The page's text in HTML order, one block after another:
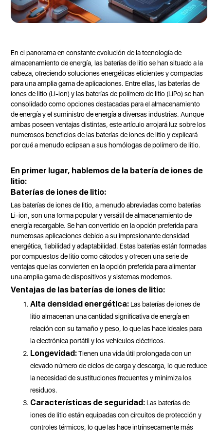
En el panorama en constante evolución de la tecnología de
almacenamiento de energía, las baterías de litio se han situado a la
cabeza, ofreciendo soluciones energéticas eficientes y compactas
para una amplia gama de aplicaciones. Entre ellas, las baterías de
iones de litio (Li-ion) y las baterías de polímero de litio (LiPo) se han
consolidado como opciones destacadas para el almacenamiento
de energía y el suministro de energía a diversas industrias. Aunque
ambas poseen ventajas distintas, este artículo arrojará luz sobre los
numerosos beneficios de las baterías de iones de litio y explicará
por qué a menudo eclipsan a sus homólogas de polímero de litio.
En primer lugar, hablemos de la batería de iones de
litio:
Baterías de iones de litio:
Las baterías de iones de litio, a menudo abreviadas como baterías
Li-ion, son una forma popular y versátil de almacenamiento de
energía recargable. Se han convertido en la opción preferida para
numerosas aplicaciones debido a su impresionante densidad
energética, fiabilidad y adaptabilidad. Estas baterías están formadas
por compuestos de litio como cátodos y ofrecen una serie de
ventajas que las convierten en la opción preferida para alimentar
una amplia gama de dispositivos y sistemas modernos.
Ventajas de las baterías de iones de litio:
Alta densidad energética: Las baterías de iones de
litio almacenan una cantidad significativa de energía en
relación con su tamaño y peso, lo que las hace ideales para
la electrónica portátil y los vehículos eléctricos.
Longevidad:Tienen una vida útil prolongada con un
elevado número de ciclos de carga y descarga, lo que reduce
la necesidad de sustituciones frecuentes y minimiza los
residuos.
Características de seguridad: Las baterías de
iones de litio están equipadas con circuitos de protección y
controles térmicos, lo que las hace intrínsecamente más